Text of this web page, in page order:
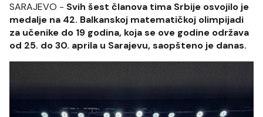
SARAJEVO - Svih šest članova tima Srbije osvojilo je
medalje na 42. Balkanskoj matematičkoj olimpijadi
za učenike do 19 godina, koja se ove godine održava
od 25. do 30. aprila u Sarajevu, saopšteno je danas.